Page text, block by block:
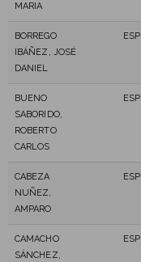
MARIA
BORREGO
IBÁÑEZ, JOSÉ
DANIEL
ESP
BUENO
SABORIDO,
ROBERTO
CARLOS
ESP
CABEZA
NUÑEZ,
AMPARO
ESP
CAMACHO
SÁNCHEZ,
ESP